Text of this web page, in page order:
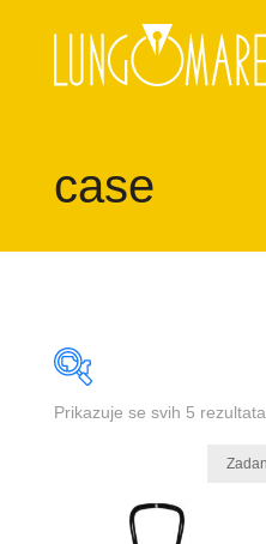
case
Prikazuje se svih 5 rezultata